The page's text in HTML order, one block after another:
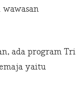
ada program Tri
yaitu